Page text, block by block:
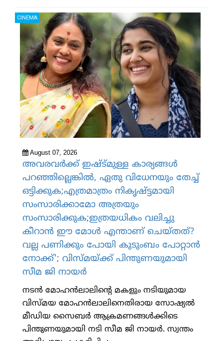
CINEMA
August 07, 2026
അവരവര്‍ക്ക് ഇഷ്ട്മുള്ള കാര്യങ്ങള്‍
പറഞ്ഞില്ലെങ്കില്‍, ഏതു വിധേനയും തേച്ച്
ഒട്ടിക്കുക;എത്രമാത്രം നികൃഷ്ട്ടമായി
സംസാരിക്കാമോ അത്രയും
സംസാരിക്കുക;ഇത്രയധികം വലിച്ചു
കീറാന്‍ ഈ മോള്‍ എന്താണ് ചെയ്തത്?
വല്ല പണിക്കും പോയി കുടുംബം പോറ്റാന്‍
നോക്ക്'; വിസ്മയ്ക്ക് പിന്തുണയുമായി
സീമ ജി നായര്‍
നടന്‍ മോഹന്‍ലാലിന്റെ മകളും നടിയുമായ
വിസ്മയ മോഹന്‍ലാലിനെതിരായ സോഷ്യല്‍
മീഡിയ സൈബര്‍ ആക്രമണങ്ങള്‍ക്കിടെ
പിന്തുണയുമായി നടി സീമ ജി നായര്‍. സ്വന്തം